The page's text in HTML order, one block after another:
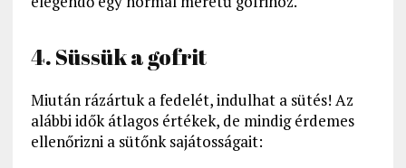
4. Süssük a gofrit
Miután rázártuk a fedelét, indulhat a sütés! Az
alábbi idők átlagos értékek, de mindig érdemes
ellenőrizni a sütőnk sajátosságait: